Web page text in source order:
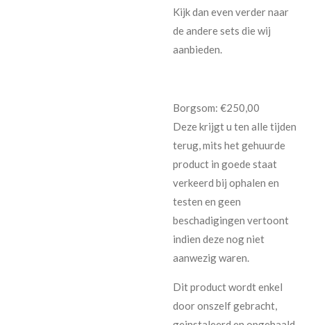
Kijk dan even verder naar
de andere sets die wij
aanbieden.
Borgsom: €250,00
Deze krijgt u ten alle tijden
terug, mits het gehuurde
product in goede staat
verkeerd bij ophalen en
testen en geen
beschadigingen vertoont
indien deze nog niet
aanwezig waren.
Dit product wordt enkel
door onszelf gebracht,